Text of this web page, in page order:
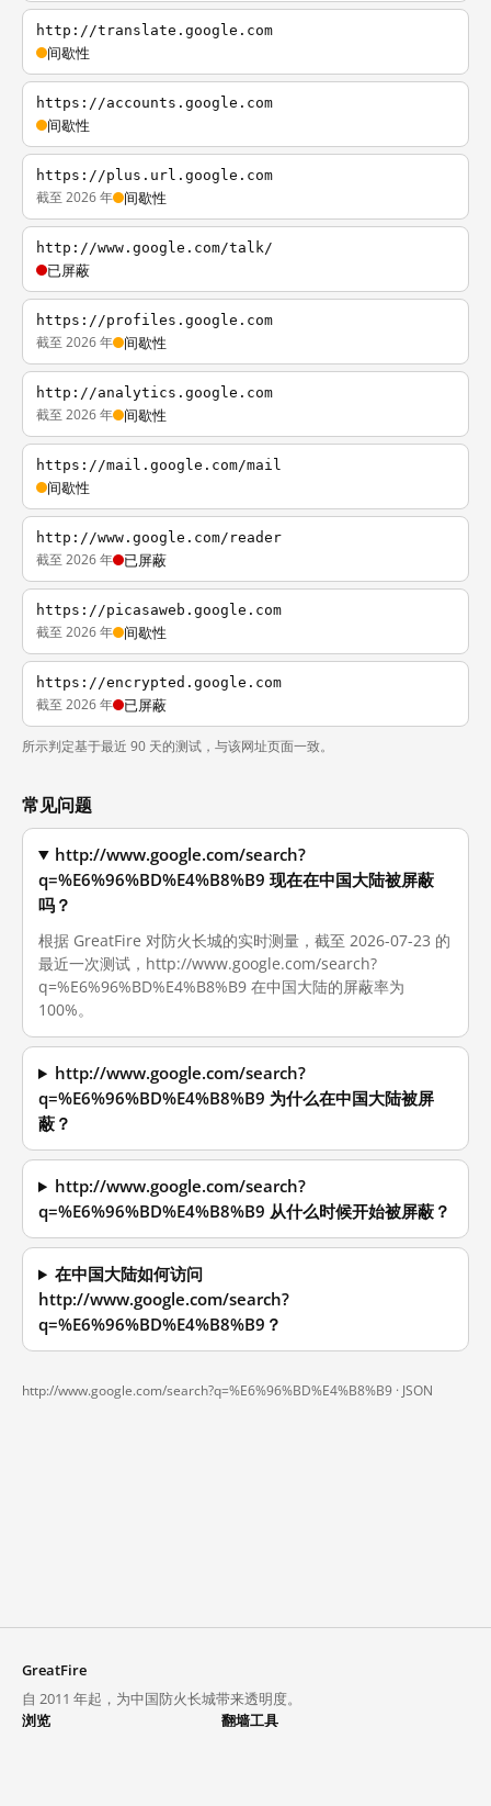
http://translate.google.com
间歇性
https://accounts.google.com
间歇性
https://plus.url.google.com
截至 2026 年 间歇性
http://www.google.com/talk/
已屏蔽
https://profiles.google.com
截至 2026 年 间歇性
http://analytics.google.com
截至 2026 年 间歇性
https://mail.google.com/mail
间歇性
http://www.google.com/reader
截至 2026 年 已屏蔽
https://picasaweb.google.com
截至 2026 年 间歇性
https://encrypted.google.com
截至 2026 年 已屏蔽
所示判定基于最近 90 天的测试，与该网址页面一致。
常见问题
http://www.google.com/search?
q=%E6%96%BD%E4%B8%B9 现在在中国大陆被屏蔽
吗？
根据 GreatFire 对防火长城的实时测量，截至 2026-07-23 的
最近一次测试，http://www.google.com/search?
q=%E6%96%BD%E4%B8%B9 在中国大陆的屏蔽率为
100%。
http://www.google.com/search?
q=%E6%96%BD%E4%B8%B9 为什么在中国大陆被屏
蔽？
http://www.google.com/search?
q=%E6%96%BD%E4%B8%B9 从什么时候开始被屏蔽？
在中国大陆如何访问
http://www.google.com/search?
q=%E6%96%BD%E4%B8%B9？
http://www.google.com/search?q=%E6%96%BD%E4%B8%B9 · JSON
GreatFire
自 2011 年起，为中国防火长城带来透明度。
浏览
翻墙工具